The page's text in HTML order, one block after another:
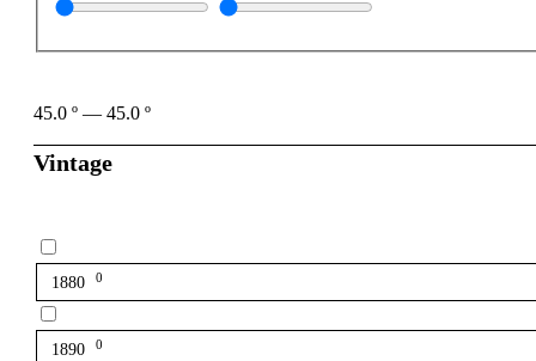
45.0 º — 45.0 º
Vintage
1880 0
1890 0